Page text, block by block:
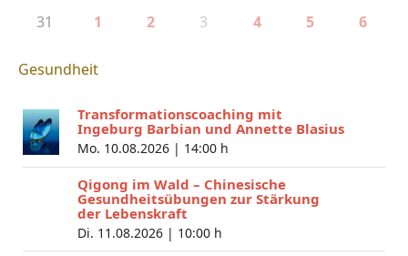
31 1 2 3 4 5 6
Gesundheit
Transformationscoaching mit
Ingeburg Barbian und Annette Blasius
Mo. 10.08.2026 | 14:00 h
Qigong im Wald – Chinesische
Gesundheitsübungen zur Stärkung
der Lebenskraft
Di. 11.08.2026 | 10:00 h